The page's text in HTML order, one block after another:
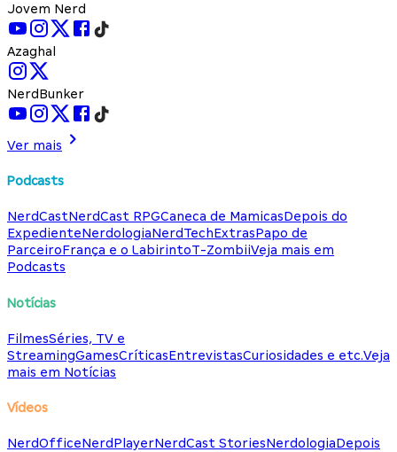
Jovem Nerd
Azaghal
NerdBunker
Ver mais
Podcasts
NerdCastNerdCast RPGCaneca de MamicasDepois do
ExpedienteNerdologiaNerdTechExtrasPapo de
ParceiroFrança e o LabirintoT-ZombiiVeja mais em
Podcasts
Notícias
FilmesSéries, TV e
StreamingGamesCríticasEntrevistasCuriosidades e etc.Veja
mais em Notícias
Vídeos
NerdOfficeNerdPlayerNerdCast StoriesNerdologiaDepois